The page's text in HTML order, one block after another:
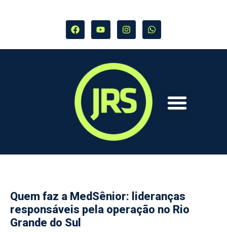
Quem faz a MedSênior: lideranças
responsáveis pela operação no Rio
Grande do Sul